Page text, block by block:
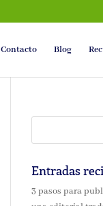
Contacto Blog
Entradas
3 pasos para